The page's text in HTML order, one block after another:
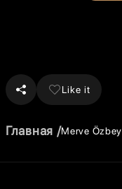
Like it
Главная Merve Özbey